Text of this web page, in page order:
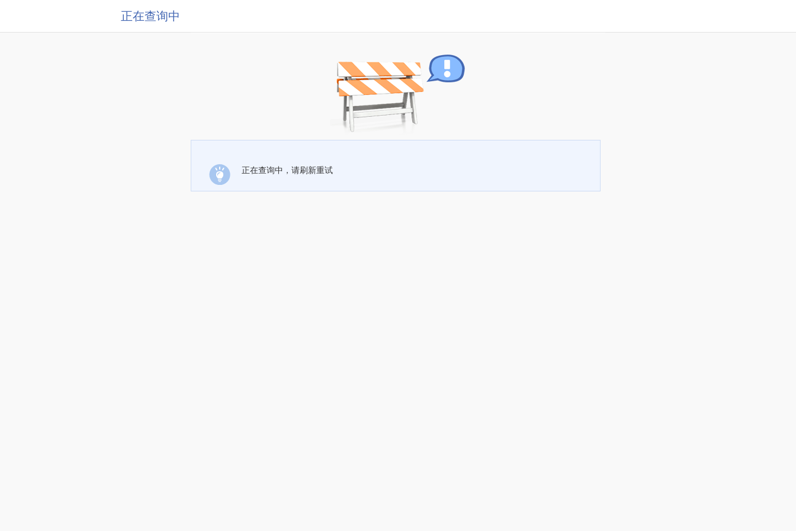
正在查询中
正在查询中，请刷新重试